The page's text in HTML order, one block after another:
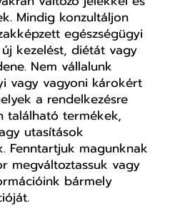
Mindig konzultáljon
egészségügyi
kezelést, diétát vagy
Nem vállalunk
vagy vagyoni károkért
a rendelkezésre
található termékek,
utasítások
Fenntartjuk magunknak
megváltoztassuk vagy
bármely